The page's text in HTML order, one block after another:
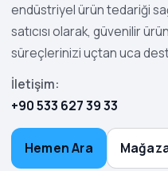
endüstriyel ürün tedariği
satıcısı olarak, güvenilir
süreçlerinizi uçtan uca
İletişim:
+90 533 627 39 33
Hemen Ara